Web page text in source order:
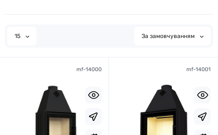
15 За замовчуванням
mf-14000 mf-14001